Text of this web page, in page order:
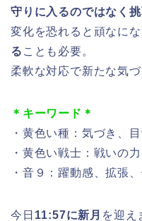
守りに入るのではなく
変化を恐れると頑なに
る ことも必要。
柔軟な対応で新たな気
＊キーワード＊
・黄色い種：気づき、
・黄色い戦士：戦いの
・音９：躍動感、拡張
今日 11:57に新月 を迎え